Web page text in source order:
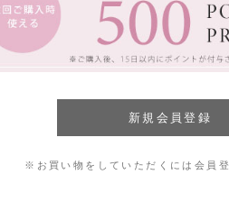
※お買い物をしていただくには会員登